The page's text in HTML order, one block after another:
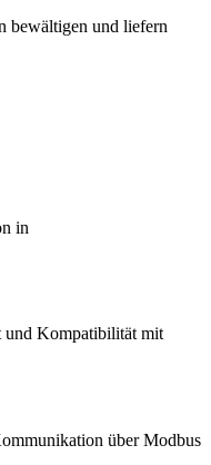
bewältigen und liefern
in
und Kompatibilität mit
über Modbus